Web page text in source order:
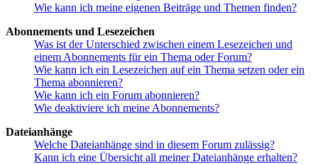
Wie kann ich meine eigenen Beiträge und Themen finden?
Abonnements und Lesezeichen
Was ist der Unterschied zwischen einem Lesezeichen und
einem Abonnements für ein Thema oder Forum?
Wie kann ich ein Lesezeichen auf ein Thema setzen oder ein
Thema abonnieren?
Wie kann ich ein Forum abonnieren?
Wie deaktiviere ich meine Abonnements?
Dateianhänge
Welche Dateianhänge sind in diesem Forum zulässig?
Kann ich eine Übersicht all meiner Dateianhänge erhalten?